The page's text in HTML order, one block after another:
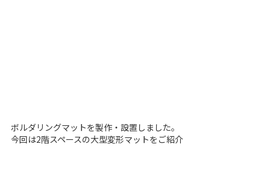
ボルダリングマットを製作・設置しました。
今回は2階スペースの大型変形マットをご紹介